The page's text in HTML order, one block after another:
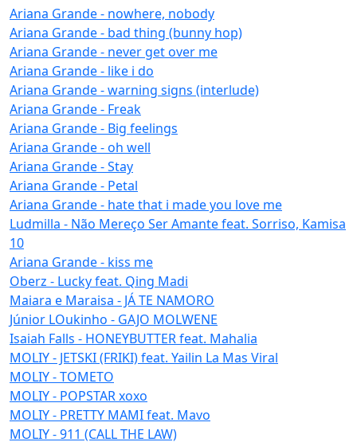
Ariana Grande - nowhere, nobody
Ariana Grande - bad thing (bunny hop)
Ariana Grande - never get over me
Ariana Grande - like i do
Ariana Grande - warning signs (interlude)
Ariana Grande - Freak
Ariana Grande - Big feelings
Ariana Grande - oh well
Ariana Grande - Stay
Ariana Grande - Petal
Ariana Grande - hate that i made you love me
Ludmilla - Não Mereço Ser Amante feat. Sorriso, Kamisa
10
Ariana Grande - kiss me
Oberz - Lucky feat. Qing Madi
Maiara e Maraisa - JÁ TE NAMORO
Júnior LOukinho - GAJO MOLWENE
Isaiah Falls - HONEYBUTTER feat. Mahalia
MOLIY - JETSKI (FRIKI) feat. Yailin La Mas Viral
MOLIY - TOMETO
MOLIY - POPSTAR xoxo
MOLIY - PRETTY MAMI feat. Mavo
MOLIY - 911 (CALL THE LAW)